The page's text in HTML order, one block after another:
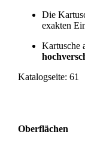
Die
exakten
Kartusche
Katalogseite: 61
Oberflächen